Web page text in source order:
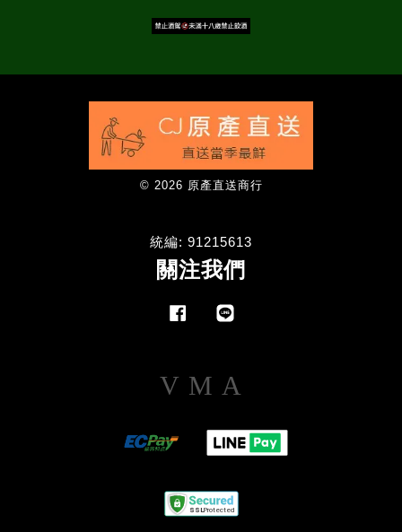
© 2026 原產直送商行
統編: 91215613
關注我們
Facebook
Visa Master